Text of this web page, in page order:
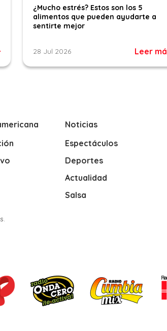
¿Mucho estrés? Estos son los 5
alimentos que pueden ayudarte a
sentirte mejor
28 Jul 2026 Leer
Noticias
Espectáculos
Deportes
Actualidad
Salsa